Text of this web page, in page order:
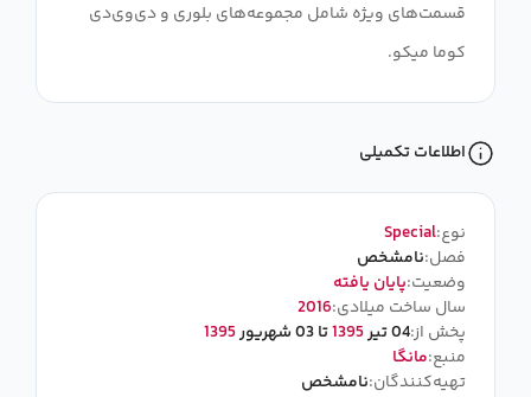
قسمت‌های ویژه شامل مجموعه‌های بلوری و دی‌وی‌دی
کوما میکو.
اطلاعات تکمیلی
نوع:Special
فصل:نامشخص
وضعیت:پایان یافته
سال ساخت میلادی:2016
پخش از:04 تیر 1395تا 03 شهریور
1395
منبع:مانگا
تهیه‌کنندگان:نامشخص